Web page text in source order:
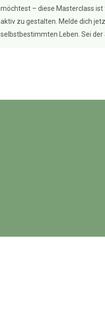
möchtest – diese Masterclass ist
aktiv zu gestalten. Melde dich
selbstbestimmten Leben. Sei